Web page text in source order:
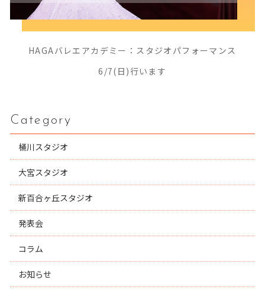
HAGAバレエアカデミー：スタジオパフォーマンス
6/7(日)行います
Category
桶川スタジオ
大宮スタジオ
新百合ヶ丘スタジオ
発表会
コラム
お知らせ